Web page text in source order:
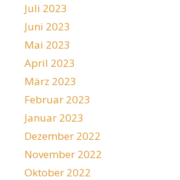
Juli 2023
Juni 2023
Mai 2023
April 2023
März 2023
Februar 2023
Januar 2023
Dezember 2022
November 2022
Oktober 2022